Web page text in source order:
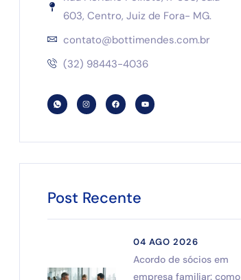
603, Centro, Juiz de Fora- MG.
contato@bottimendes.com.br
(32) 98443-4036
Post Recente
04 AGO 2026
Acordo de sócios em
empresa familiar: como